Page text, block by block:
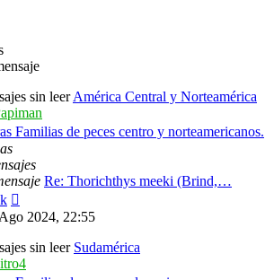
América Central y Norteamérica
Familias de peces centro y norteamericanos.
Re: Thorichthys meeki (Brind,…
último
2024, 22:55
Sudamérica